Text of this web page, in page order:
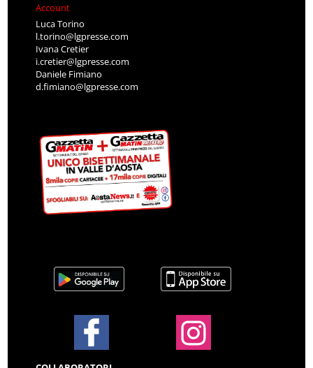
Account
Luca Torino
l.torino@lgpresse.com
Ivana Cretier
i.cretier@lgpresse.com
Daniele Fimiano
d.fimiano@lgpresse.com